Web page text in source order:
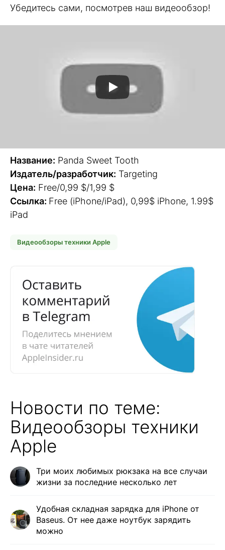
Убедитесь сами, посмотрев наш видеообзор!
Название: Panda Sweet Tooth
Издатель/разработчик: Targeting
Цена: Free/0,99 $/1,99 $
Ссылка: Free (iPhone/iPad), 0,99$ iPhone, 1.99$
iPad
Видеообзоры техники Apple
Новости по теме:
Видеообзоры техники
Apple
Три моих любимых рюкзака на все случаи
жизни за последние несколько лет
Удобная складная зарядка для iPhone от
Baseus. От нее даже ноутбук зарядить
можно